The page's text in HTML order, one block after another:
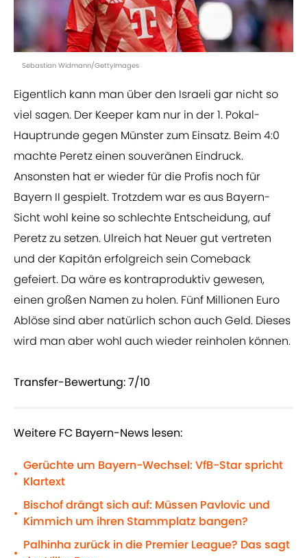
Sebastian Widmann/GettyImages
Eigentlich kann man über den Israeli gar nicht so
viel sagen. Der Keeper kam nur in der 1. Pokal-
Hauptrunde gegen Münster zum Einsatz. Beim 4:0
machte Peretz einen souveränen Eindruck.
Ansonsten hat er wieder für die Profis noch für
Bayern II gespielt. Trotzdem war es aus Bayern-
Sicht wohl keine so schlechte Entscheidung, auf
Peretz zu setzen. Ulreich hat Neuer gut vertreten
und der Kapitän erfolgreich sein Comeback
gefeiert. Da wäre es kontraproduktiv gewesen,
einen großen Namen zu holen. Fünf Millionen Euro
Ablöse sind aber natürlich schon auch Geld. Dieses
wird man aber wohl auch wieder reinholen können.
Transfer-Bewertung: 7/10
Weitere FC Bayern-News lesen:
•
Gerüchte um Bayern-Wechsel: VfB-Star spricht
Klartext
•
Bischof drängt sich auf: Müssen Pavlovic und
Kimmich um ihren Stammplatz bangen?
•
Palhinha zurück in die Premier League? Das sagt